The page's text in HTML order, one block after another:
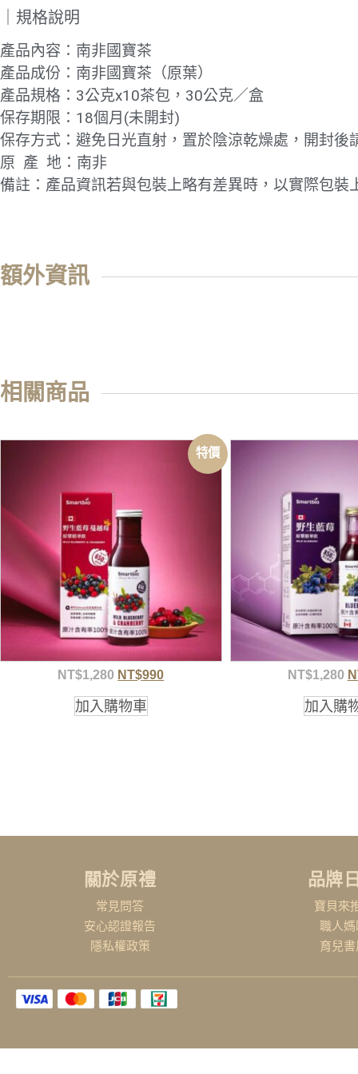
｜規格說明
產品內容：南非國寶茶
產品成份：南非國寶茶（原葉）
產品規格：3公克x10茶包，30公克／盒
保存期限：18個月(未開封)
保存方式：避免日光直射，置於陰涼乾燥處，開封後
原 產 地：南非
備註：產品資訊若與包裝上略有差異時，以實際包裝
額外資訊
相關商品
特價
NT$1,280 NT$990
加入購物車
NT$1,280
加入購
關於原禮
常見問答
安心認證報告
隱私權政策
品牌
寶貝來
職人媽
育兒